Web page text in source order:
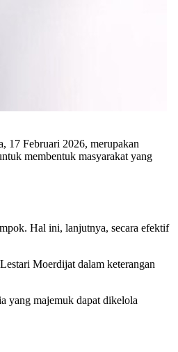
17 Februari 2026, merupakan
membentuk masyarakat yang
Hal ini, lanjutnya, secara efektif
Moerdijat dalam keterangan
yang majemuk dapat dikelola